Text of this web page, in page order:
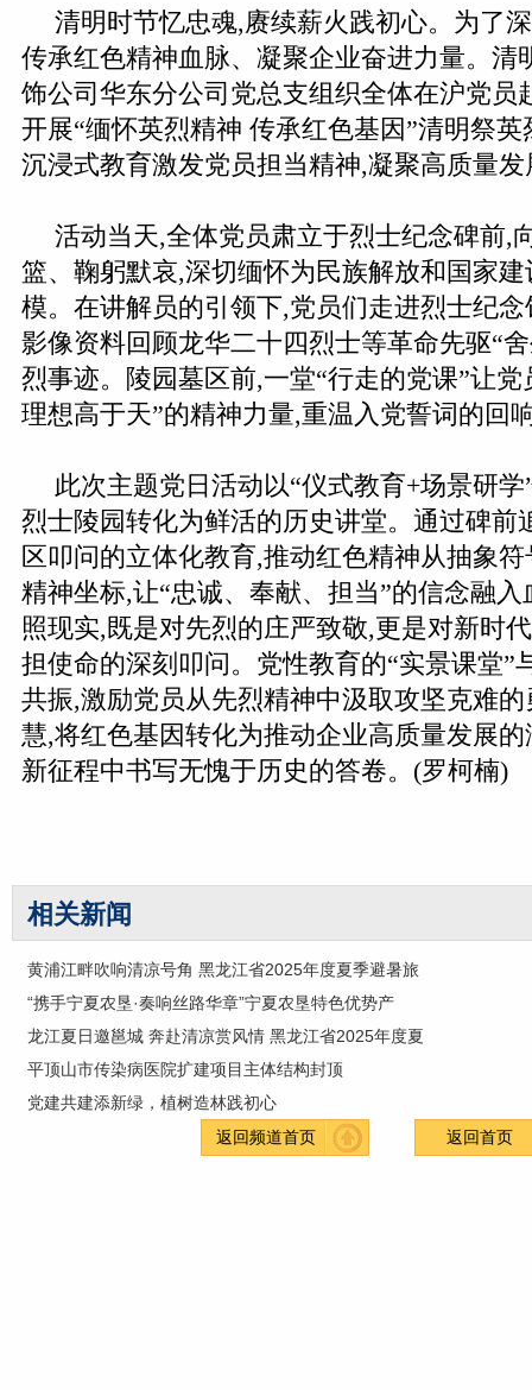
清明时节忆忠魂,赓续薪火践初心。为了
传承红色精神血脉、凝聚企业奋进力量。清
饰公司华东分公司党总支组织全体在沪党员
开展“缅怀英烈精神 传承红色基因”清明祭
沉浸式教育激发党员担当精神,凝聚高质量发
活动当天,全体党员肃立于烈士纪念碑前,
篮、鞠躬默哀,深切缅怀为民族解放和国家
模。在讲解员的引领下,党员们走进烈士纪
影像资料回顾龙华二十四烈士等革命先驱“
烈事迹。陵园墓区前,一堂“行走的党课”让
理想高于天”的精神力量,重温入党誓词的回
此次主题党日活动以“仪式教育+场景研
烈士陵园转化为鲜活的历史讲堂。通过碑前
区叩问的立体化教育,推动红色精神从抽象
精神坐标,让“忠诚、奉献、担当”的信念融
照现实,既是对先烈的庄严致敬,更是对新时
担使命的深刻叩问。党性教育的“实景课堂”
共振,激励党员从先烈精神中汲取攻坚克难
慧,将红色基因转化为推动企业高质量发展
新征程中书写无愧于历史的答卷。(罗柯楠)
相关新闻
黄浦江畔吹响清凉号角 黑龙江省2025年度夏季避暑旅
“携手宁夏农垦·奏响丝路华章”宁夏农垦特色优势产
龙江夏日邀邕城 奔赴清凉赏风情 黑龙江省2025年度夏
平顶山市传染病医院扩建项目主体结构封顶
党建共建添新绿，植树造林践初心
返回频道首页
返回首页